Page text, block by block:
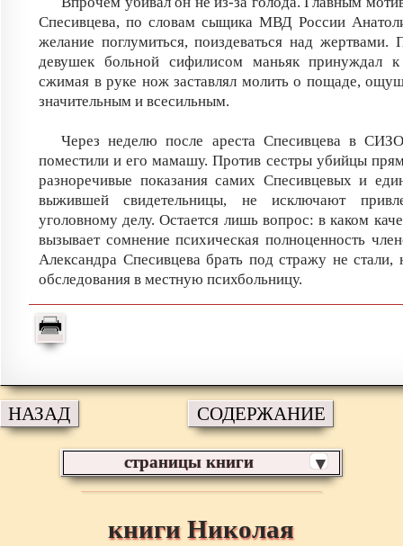
Спесивцева, по словам сыщика МВД России
желание поглумиться, поиздеваться над
девушек больной сифилисом маньяк принуждал
сжимая в руке нож заставлял молить о пощаде,
значительным и всесильным.
Через неделю после ареста Спесивцева в
поместили и его мамашу. Против сестры убийцы
разноречивые показания самих Спесивцевых и
выжившей свидетельницы, не исключают
уголовному делу. Остается лишь вопрос: в каком
вызывает сомнение психическая полноценность
Александра Спесивцева брать под стражу не стали,
обследования в местную психбольницу.
НАЗАД СОДЕРЖАНИЕ
страницы книги ▼
книги Николая